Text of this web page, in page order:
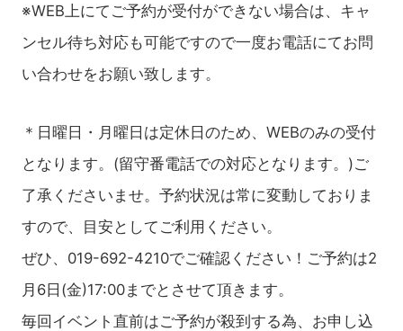
※WEB上にてご予約が受付ができない場合は、キャ
ンセル待ち対応も可能ですので一度お電話にてお問
い合わせをお願い致します。
＊日曜日・月曜日は定休日のため、WEBのみの受付
となります。(留守番電話での対応となります。)ご
了承くださいませ。予約状況は常に変動しておりま
すので、目安としてご利用ください。
ぜひ、019-692-4210でご確認ください！ご予約は2
月6日(金)17:00までとさせて頂きます。
毎回イベント直前はご予約が殺到する為、お申し込